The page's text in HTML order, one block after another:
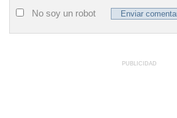
No soy un robot
PUBLICIDAD